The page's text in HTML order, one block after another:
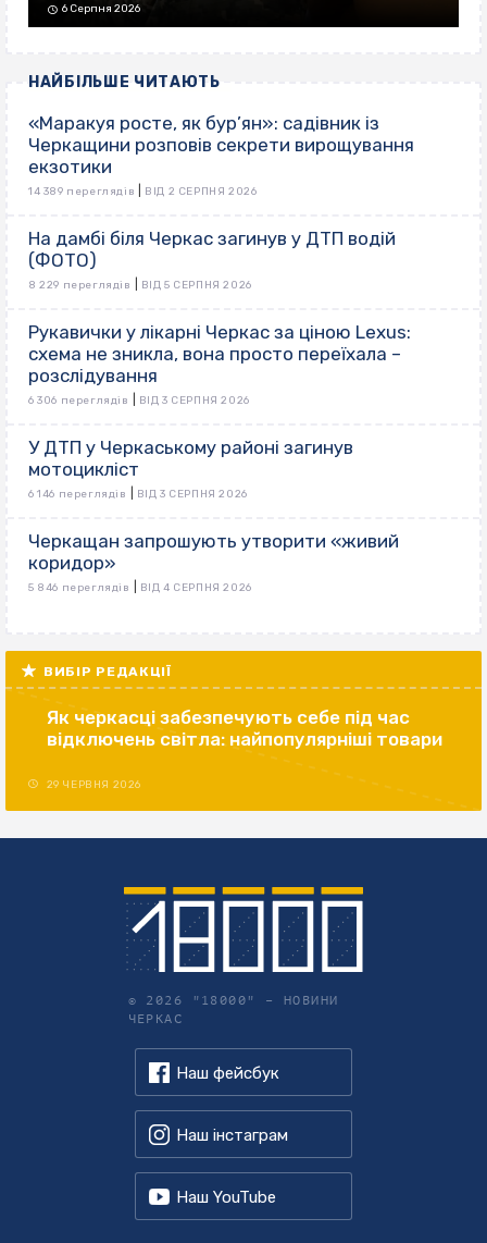
6 Серпня 2026
НАЙБІЛЬШЕ ЧИТАЮТЬ
«Маракуя росте, як бур’ян»: садівник із
Черкащини розповів секрети вирощування
екзотики
14 389 переглядів ВІД 2 СЕРПНЯ 2026
На дамбі біля Черкас загинув у ДТП водій
(ФОТО)
8 229 переглядів ВІД 5 СЕРПНЯ 2026
Рукавички у лікарні Черкас за ціною Lexus:
схема не зникла, вона просто переїхала –
розслідування
6 306 переглядів ВІД 3 СЕРПНЯ 2026
У ДТП у Черкаському районі загинув
мотоцикліст
6 146 переглядів ВІД 3 СЕРПНЯ 2026
Черкащан запрошують утворити «живий
коридор»
5 846 переглядів ВІД 4 СЕРПНЯ 2026
ВИБІР РЕДАКЦІЇ
Як черкасці забезпечують себе під час
відключень світла: найпопулярніші товари
29 ЧЕРВНЯ 2026
© 2026 "18000" – НОВИНИ
ЧЕРКАС
Наш фейсбук
Наш інстаграм
Наш YouTube